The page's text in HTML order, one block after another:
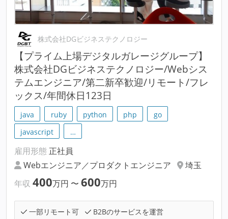
株式会社DGビジネステクノロジー
【プライム上場デジタルガレージグループ】
株式会社DGビジネステクノロジー/Webシス
テムエンジニア/第二新卒歓迎/リモート/フレ
ックス/年間休日123日
java ruby python php
go
javascript
…
雇用形態 正社員
Webエンジニア／プロダクトエンジニア
埼玉
年収 400万円 〜 600万円
一部リモート可
B2Bのサービスを運営